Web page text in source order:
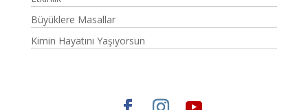
Büyüklere Masallar
Kimin Hayatını Yaşıyorsun